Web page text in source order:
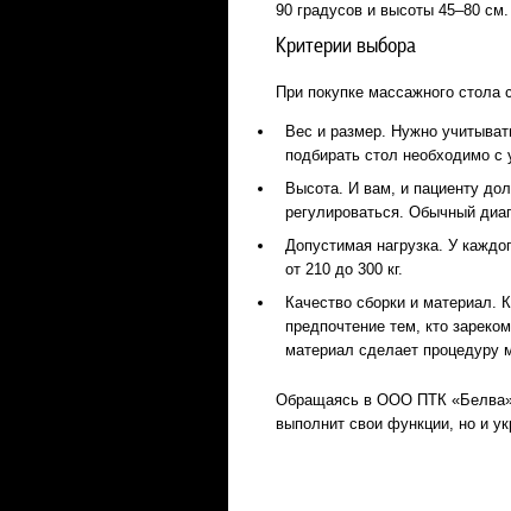
90 градусов и высоты 45–80
Критерии выбора
При покупке массажного
Вес и размер. Нужно
подбирать стол необходимо с
Высота. И вам, и пациенту
регулироваться. Обычный
Допустимая нагрузка. У
от 210 до 300 кг.
Качество сборки и материал.
предпочтение тем, кто
материал сделает процедуру
Обращаясь в ООО ПТК «Белва»,
выполнит свои функции, но и